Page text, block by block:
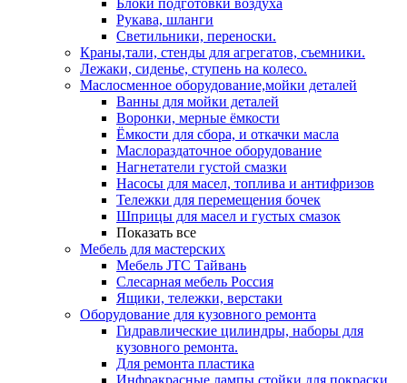
Блоки подготовки воздуха
Рукава, шланги
Светильники, переноски.
Краны,тали, стенды для агрегатов, съемники.
Лежаки, сиденье, ступень на колесо.
Маслосменное оборудование,мойки деталей
Ванны для мойки деталей
Воронки, мерные ёмкости
Ёмкости для сбора, и откачки масла
Маслораздаточное оборудование
Нагнетатели густой смазки
Насосы для масел, топлива и антифризов
Тележки для перемещения бочек
Шприцы для масел и густых смазок
Показать все
Мебель для мастерских
Мебель JTC Тайвань
Слесарная мебель Россия
Ящики, тележки, верстаки
Оборудование для кузовного ремонта
Гидравлические цилиндры, наборы для
кузовного ремонта.
Для ремонта пластика